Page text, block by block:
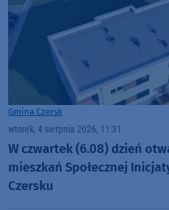
Gmina Czersk
wtorek, 4 sierpnia 2026, 11:31
W czwartek (6.08) dzień
mieszkań Społecznej
Czersku